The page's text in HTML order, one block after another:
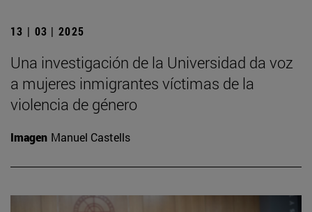
13 | 03 | 2025
Una investigación de la Universidad da voz
a mujeres inmigrantes víctimas de la
violencia de género
Imagen Manuel Castells